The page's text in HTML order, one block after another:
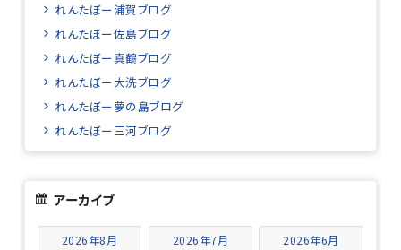
れんたぼー浦賀ブログ
れんたぼー佐島ブログ
れんたぼー真鶴ブログ
れんたぼー大洗ブログ
れんたぼー夢の島ブログ
れんたぼー三河ブログ
アーカイブ
2026年8月 2026年7月 2026年6月